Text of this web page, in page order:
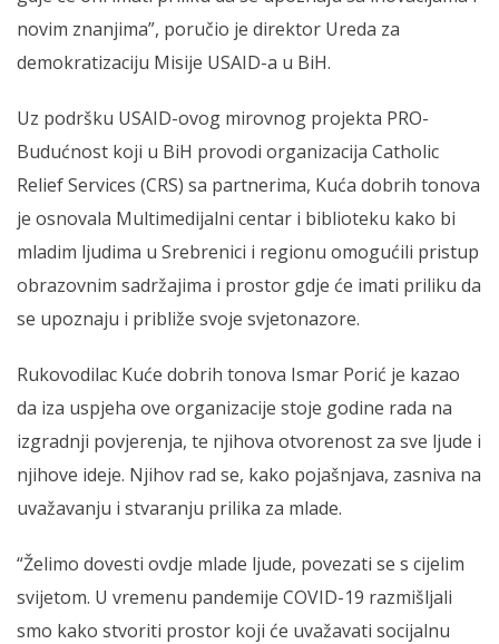
novim znanjima”, poručio je direktor Ureda za
demokratizaciju Misije USAID-a u BiH.
Uz podršku USAID-ovog mirovnog projekta PRO-
Budućnost koji u BiH provodi organizacija Catholic
Relief Services (CRS) sa partnerima, Kuća dobrih tonova
je osnovala Multimedijalni centar i biblioteku kako bi
mladim ljudima u Srebrenici i regionu omogućili pristup
obrazovnim sadržajima i prostor gdje će imati priliku da
se upoznaju i približe svoje svjetonazore.
Rukovodilac Kuće dobrih tonova Ismar Porić je kazao
da iza uspjeha ove organizacije stoje godine rada na
izgradnji povjerenja, te njihova otvorenost za sve ljude i
njihove ideje. Njihov rad se, kako pojašnjava, zasniva na
uvažavanju i stvaranju prilika za mlade.
“Želimo dovesti ovdje mlade ljude, povezati se s cijelim
svijetom. U vremenu pandemije COVID-19 razmišljali
smo kako stvoriti prostor koji će uvažavati socijalnu